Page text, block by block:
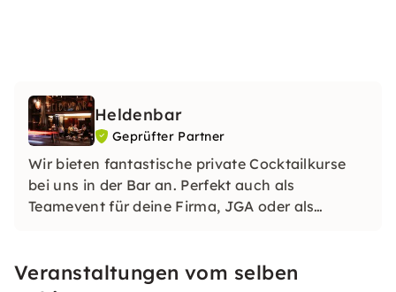
Heldenbar
Geprüfter Partner
Wir bieten fantastische private Cocktailkurse
bei uns in der Bar an. Perfekt auch als
Teamevent für deine Firma, JGA oder als
euch einfach überraschen.
Veranstaltungen vom selben